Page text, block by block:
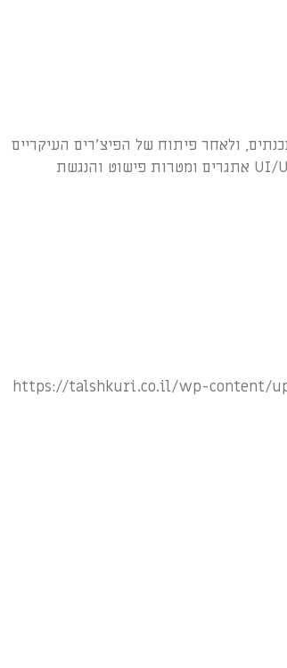
ולאחר פיתוח של הפיצ׳רים העיקריים
הועברה אליי לתהליך של אפיון ועיצוב UI/UX אתגרים ומטרות פישוט והנגשת
https://talshkuri.co.il/wp-content/